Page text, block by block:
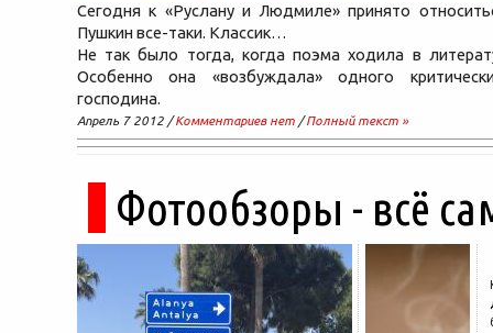
Сегодня к «Руслану и Людмиле» принято
Пушкин все-таки. Классик…
Не так было тогда, когда поэма ходила в
Особенно она «возбуждала» одного
господина.
Апрель 7 2012 /Комментариев нет /Полный текст »
Фотообзоры - всё